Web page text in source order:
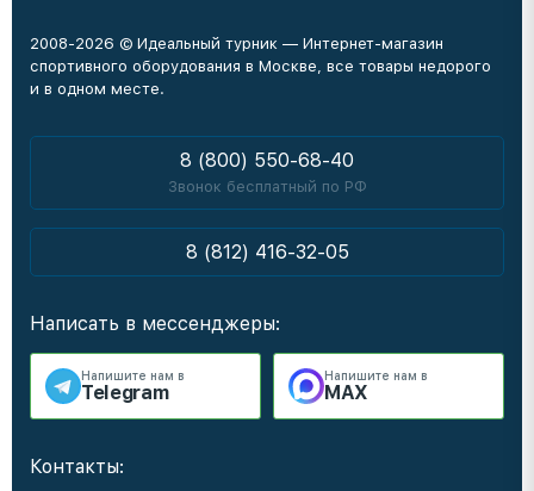
2008-2026 © Идеальный турник — Интернет-магазин
спортивного оборудования в Москве, все товары недорого
и в одном месте.
8 (800) 550-68-40
Звонок бесплатный по РФ
8 (812) 416-32-05
Написать в мессенджеры:
Напишите нам в
Telegram
Напишите нам в
MAX
Контакты: